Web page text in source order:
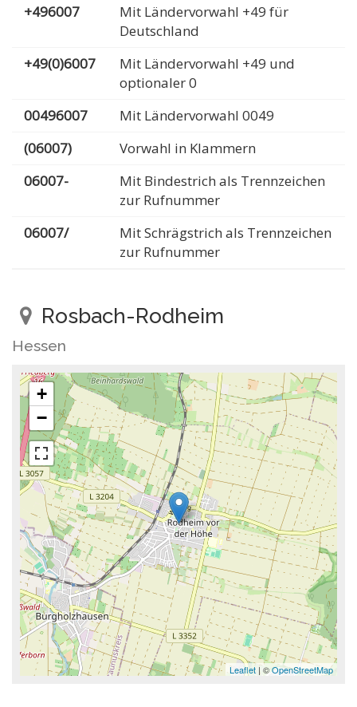
+496007
Mit Ländervorwahl +49 für
Deutschland
+49(0)6007
Mit Ländervorwahl +49 und
optionaler 0
00496007
Mit Ländervorwahl 0049
(06007)
Vorwahl in Klammern
06007-
Mit Bindestrich als Trennzeichen
zur Rufnummer
06007/
Mit Schrägstrich als Trennzeichen
zur Rufnummer
Rosbach-Rodheim
Hessen
+
−
Leaflet | ©OpenStreetMap